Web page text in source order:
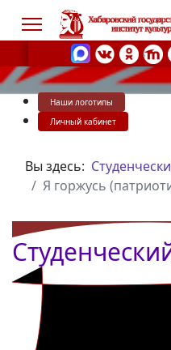
Наши логотипы
Личный кабинет
Вы здесь:
Я горжусь